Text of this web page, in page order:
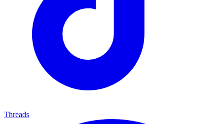
Threads